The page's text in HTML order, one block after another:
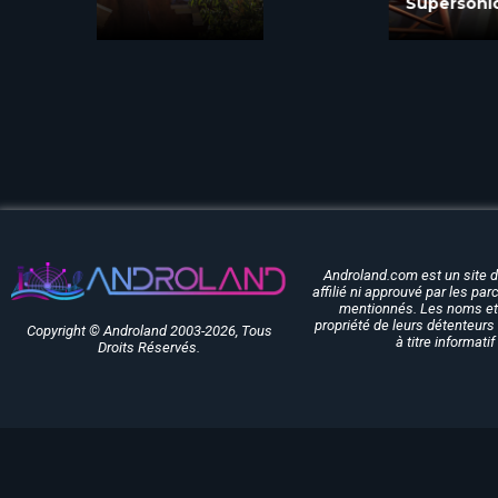
Copyright © Androland 2003-2026, Tous
Droits Réservés.
Androland.com est un site
affilié ni approuvé par les
mentionnés. Les noms
propriété de leurs
à titre informatif